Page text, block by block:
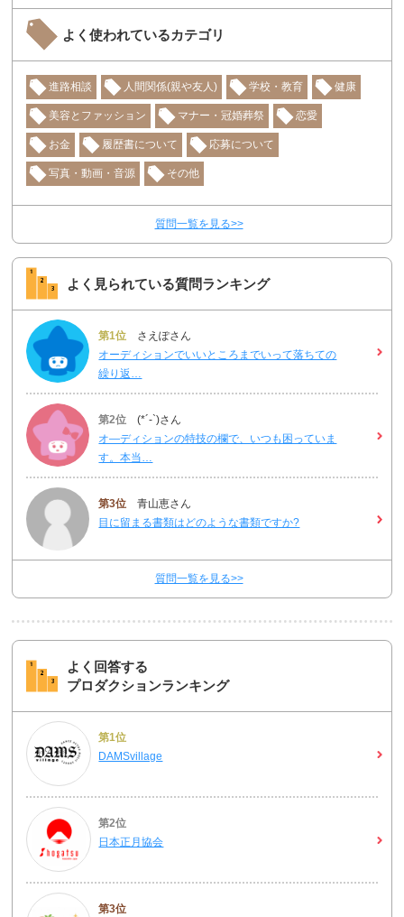
よく使われているカテゴリ
進路相談 人間関係(親や友人) 学校・教育 健康
美容とファッション マナー・冠婚葬祭 恋愛
お金 履歴書について 応募について
写真・動画・音源 その他
質問一覧を見る>>
よく見られている質問ランキング
第1位 さえぽさん
オーディションでいいところまでいって落ちての
繰り返…
第2位 (*´-`)さん
オ―ディションの特技の欄で、いつも困っていま
す。本当…
第3位 青山恵さん
目に留まる書類はどのような書類ですか?
質問一覧を見る>>
よく回答する
プロダクションランキング
第1位
DAMSvillage
第2位
日本正月協会
第3位